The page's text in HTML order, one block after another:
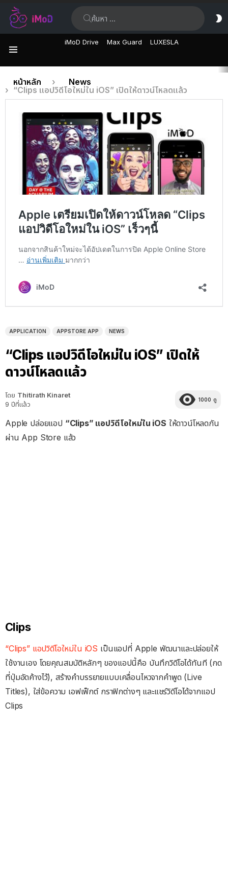
iMoD Drive Max Guard LUXESLA
เรื่อง
ล่าสุด
คุณอยู่ที่นี่:
หน้าหลัก
News
“Clips แอปวิดีโอใหม่ใน iOS” เปิดให้ดาวน์โหลดแล้ว
APPLICATION APPSTORE APP NEWS
“Clips แอปวิดีโอใหม่ใน iOS” เปิดให้
ดาวน์โหลดแล้ว
โดย Thitirath Kinaret
9 ปีที่แล้ว
1000 ดู
Apple ปล่อยแอป “Clips” แอปวิดีโอใหม่ใน iOS ให้ดาวน์โหลดกัน
ผ่าน App Store แล้ว
Clips
“Clips” แอปวิดีโอใหม่ใน iOS เป็นแอปที่ Apple พัฒนาและปล่อยให้
ใช้งานเอง โดยคุณสมบัติหลักๆ ของแอปนี้คือ บันทึกวิดีโอได้ทันที (กด
ที่ปุ่มอัดค้างไว้), สร้างคำบรรยายแบบเคลื่อนไหวจากคำพูด (Live
Titles), ใส่ข้อความ เอฟเฟ็กต์ กราฟิกต่างๆ และแชร์วิดีโอได้จากแอป
Clips